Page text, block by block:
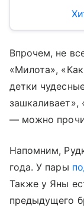
Впрочем, не
«Милота»,
детки
зашкаливает»,
— можно
Напомним,
года. У пары
Также у Яны
предыдущего